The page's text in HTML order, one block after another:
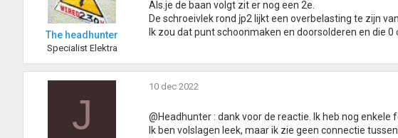
The headhunter
Specialist Elektra
Als.je de baan volgt zit er nog een 2e.
De schroeivlek rond j́p2 lijkt een overbelasting te zijn
Ik zou dat punt schoonmaken en doorsolderen en die
J
10 dec 2022
@Headhunter : dank voor de reactie. Ik heb nog enkele
Ik ben volslagen leek, maar ik zie geen connectie